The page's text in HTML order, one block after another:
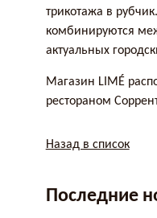
трикотажа в
комбинируются
актуальных
Магазин LIMÉ
рестораном
Назад в список
Последние